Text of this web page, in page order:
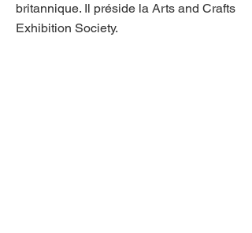
britannique. Il préside la Arts and Crafts
Exhibition Society.